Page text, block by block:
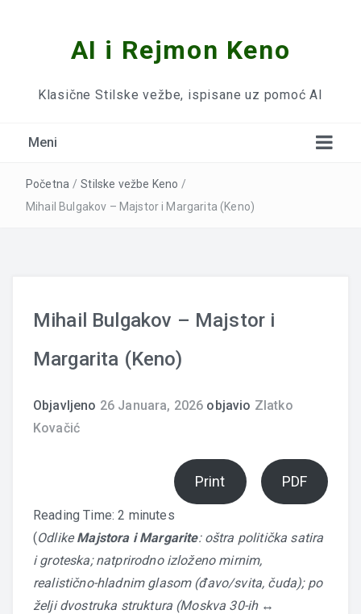
AI i Rejmon Keno
Klasične Stilske vežbe, ispisane uz pomoć AI
Meni
Početna / Stilske vežbe Keno /
Mihail Bulgakov – Majstor i Margarita (Keno)
Mihail Bulgakov – Majstor i
Margarita (Keno)
Objavljeno 26 Januara, 2026 objavio Zlatko
Kovačić
Print PDF
Reading Time:2 minutes
(OdlikeMajstora i Margarite: oštra politička satira
i groteska; natprirodno izloženo mirnim,
realistično-hladnim glasom (đavo/svita, čuda); po
želji dvostruka struktura (Moskva 30-ih ↔